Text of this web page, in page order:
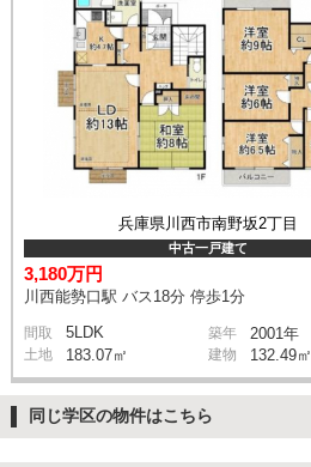
兵庫県川西市南野坂2丁目
中古一戸建て
3,180万円
川西能勢口駅 バス18分 停歩1分
間取 5LDK 築年 2001年
土地 183.07㎡ 建物 132.49㎡
同じ学区の物件はこちら